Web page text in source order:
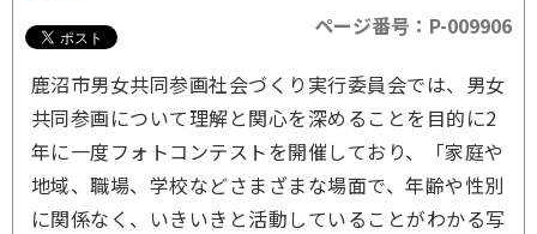
ページ番号：P-009906
鹿沼市男女共同参画社会づくり実行委員会では、男女
共同参画について理解と関心を深めることを目的に2
年に一度フォトコンテストを開催しており、「家庭や
地域、職場、学校などさまざまな場面で、年齢や性別
に関係なく、いきいきと活動していることがわかる写